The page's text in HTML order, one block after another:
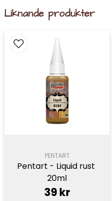
Liknande produkter
PENTART
Pentart - Liquid rust
20ml
39 kr